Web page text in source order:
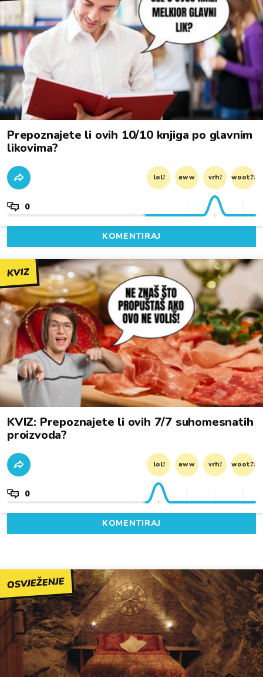
Prepoznajete li ovih 10/10 knjiga po glavnim
likovima?
lol! aww vrh! woot?!
0
KOMENTIRAJ
KVIZ
KVIZ: Prepoznajete li ovih 7/7 suhomesnatih
proizvoda?
lol! aww vrh! woot?!
0
KOMENTIRAJ
OSVJEŽENJE